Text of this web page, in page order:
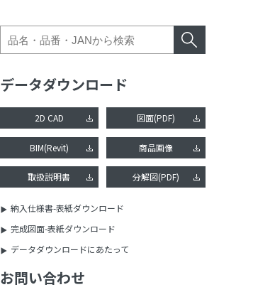
データダウンロード
2D CAD 図面(PDF)
BIM(Revit) 商品画像
取扱説明書 分解図(PDF)
納入仕様書-表紙ダウンロード
完成図面-表紙ダウンロード
データダウンロードにあたって
お問い合わせ